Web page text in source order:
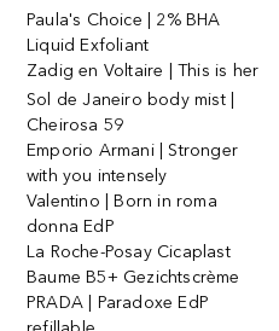
Paula's Choice | 2% BHA
Liquid Exfoliant
Zadig en Voltaire | This is her
Sol de Janeiro body mist |
Cheirosa 59
Emporio Armani | Stronger
with you intensely
Valentino | Born in roma
donna EdP
La Roche-Posay Cicaplast
Baume B5+ Gezichtscrème
PRADA | Paradoxe EdP